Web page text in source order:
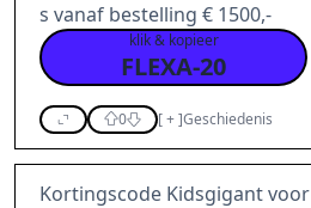
s vanaf bestelling € 1500,-
klik & kopieer
FLEXA-20
0 [+]Geschiedenis
Kortingscode Kidsgigant voor